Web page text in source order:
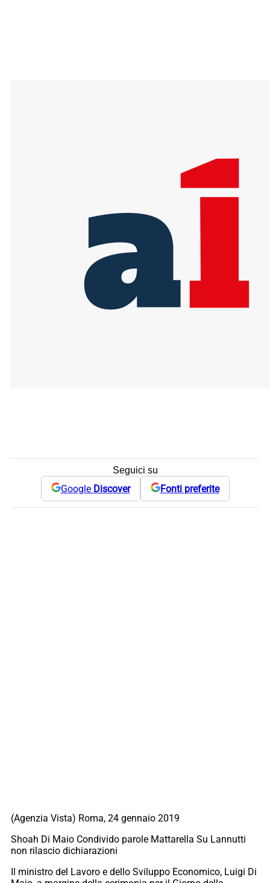
Seguici su
Google Discover Fonti preferite
(Agenzia Vista) Roma, 24 gennaio 2019
Shoah Di Maio Condivido parole Mattarella Su Lannutti
non rilascio dichiarazioni
Il ministro del Lavoro e dello Sviluppo Economico, Luigi Di